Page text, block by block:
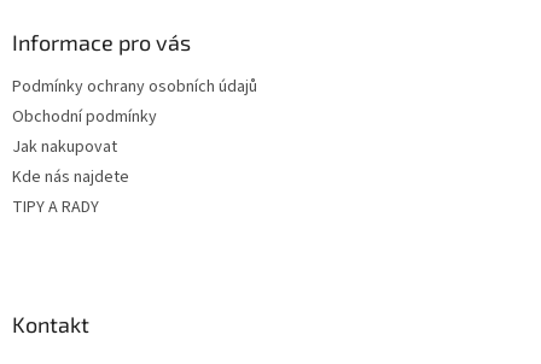
Informace pro vás
Podmínky ochrany osobních údajů
Obchodní podmínky
Jak nakupovat
Kde nás najdete
TIPY A RADY
Kontakt